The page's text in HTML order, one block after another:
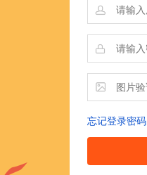
忘记登录密码